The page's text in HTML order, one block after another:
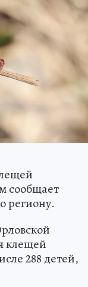
сообщает
региону.
клещей
288 детей,